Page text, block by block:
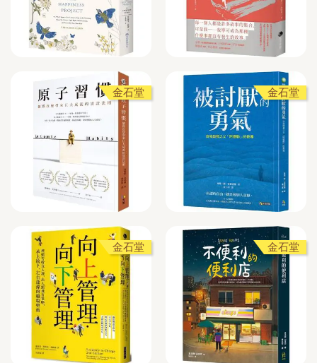
金石堂 金石堂
金石堂 金石堂